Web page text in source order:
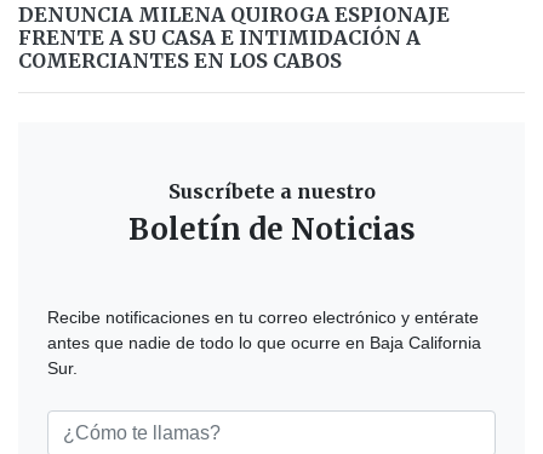
DENUNCIA MILENA QUIROGA ESPIONAJE
FRENTE A SU CASA E INTIMIDACIÓN A
COMERCIANTES EN LOS CABOS
Suscríbete a nuestro
Boletín de Noticias
Recibe notificaciones en tu correo electrónico y entérate
antes que nadie de todo lo que ocurre en Baja California
Sur.